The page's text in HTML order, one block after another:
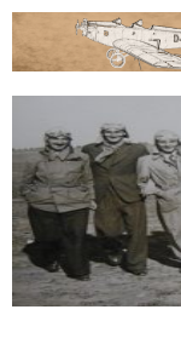
Familia
Școala
De
Aviație